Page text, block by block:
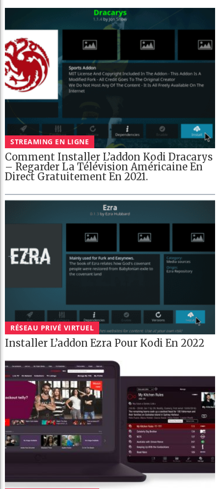
STREAMING EN LIGNE
Comment Installer L’addon Kodi Dracarys
– Regarder La Télévision Américaine En
Direct Gratuitement En 2021.
RÉSEAU PRIVÉ VIRTUEL
Installer L’addon Ezra Pour Kodi En 2022